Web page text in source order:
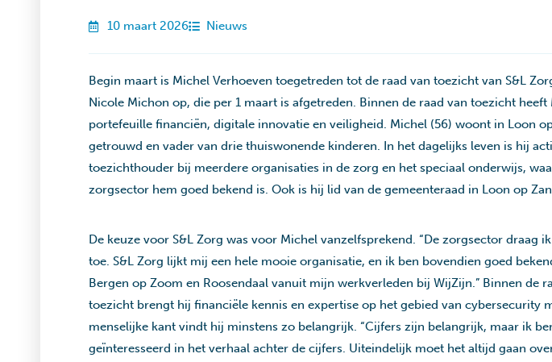
10 maart 2026 Nieuws
Begin maart is Michel Verhoeven toegetreden tot de raad van toezicht van S&L
Nicole Michon op, die per 1 maart is afgetreden. Binnen de raad van toezicht heeft
portefeuille financiën, digitale innovatie en veiligheid. Michel (56) woont in Loon
getrouwd en vader van drie thuiswonende kinderen. In het dagelijks leven is hij
toezichthouder bij meerdere organisaties in de zorg en het speciaal onderwijs,
zorgsector hem goed bekend is. Ook is hij lid van de gemeenteraad in Loon op
De keuze voor S&L Zorg was voor Michel vanzelfsprekend. “De zorgsector draag
toe. S&L Zorg lijkt mij een hele mooie organisatie, en ik ben bovendien goed
Bergen op Zoom en Roosendaal vanuit mijn werkverleden bij WijZijn.” Binnen de
toezicht brengt hij financiële kennis en expertise op het gebied van cybersecurity
menselijke kant vindt hij minstens zo belangrijk. “Cijfers zijn belangrijk, maar ik
geïnteresseerd in het verhaal achter de cijfers. Uiteindelijk moet het altijd gaan